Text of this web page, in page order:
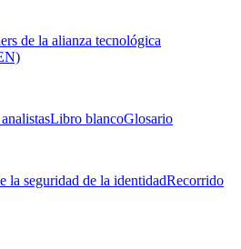
de la alianza tecnológica
Libro blancoGlosario
la seguridad de la identidadRecorrido